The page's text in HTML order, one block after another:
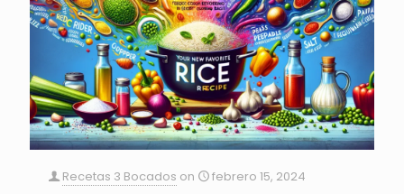
Recetas 3 Bocados on
febrero 15, 2024